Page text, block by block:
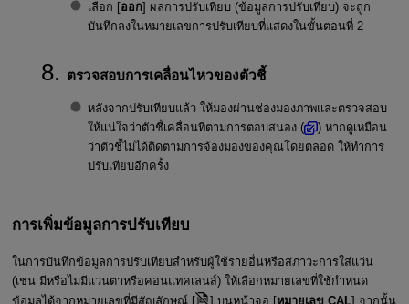
เลือก [ออก] ผลการปรับเทียบ (ข้อมูลการปรับเทียบ) จะถูก
บันทึกลงในหมายเลขการปรับเทียบที่แสดงในขั้นตอนที่ 2
ตรวจสอบการเคลื่อนไหวของตัวชี้
หลังจากปรับเทียบแล้ว ให้มองผ่านช่องมองภาพและตรวจสอบ
ให้แน่ใจว่าตัวชี้เคลื่อนที่ตามการตอบสนอง (
) หากดูเหมือน
ว่าตัวชี้ไม่ได้ติดตามการจ้องมองของคุณโดยตลอด ให้ทำการ
ปรับเทียบอีกครั้ง
การเพิ่มข้อมูลการปรับเทียบ
ในการบันทึกข้อมูลการปรับเทียบสำหรับผู้ใช้รายอื่นหรือสภาวะการใส่แว่น
(เช่น มีหรือไม่มีแว่นตาหรือคอนแทคเลนส์) ให้เลือกหมายเลขที่ใช้กำหนด
ข้อมูลได้จากหมายเลขที่มีสัญลักษณ์ [
] บนหน้าจอ [หมายเลข CAL] จากนั้น